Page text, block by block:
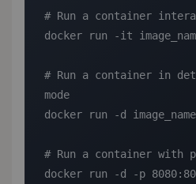
# Run a container
docker run -it
# Run a container in
mode
docker run -d image_name
# Run a container with
docker run -d -p 8080:80